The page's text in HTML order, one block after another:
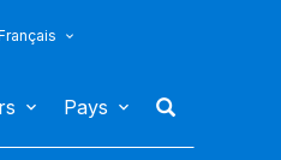
Pays